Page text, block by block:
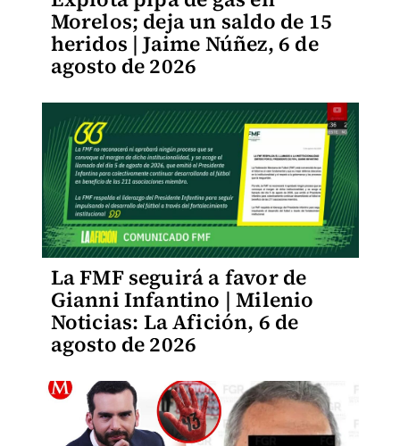
Morelos; deja un saldo de 15
heridos | Jaime Núñez, 6 de
agosto de 2026
La FMF seguirá a favor de
Gianni Infantino | Milenio
Noticias: La Afición, 6 de
agosto de 2026